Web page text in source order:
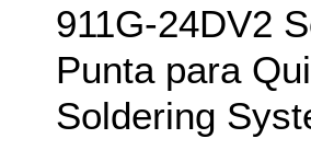
911G-24DV2
Punta para
Soldering